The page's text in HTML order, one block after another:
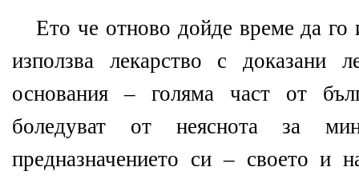
Ето че отново дойде време да го
използва лекарство с доказани
основания – голяма част от
боледуват от неяснота за
предназначението си – своето и